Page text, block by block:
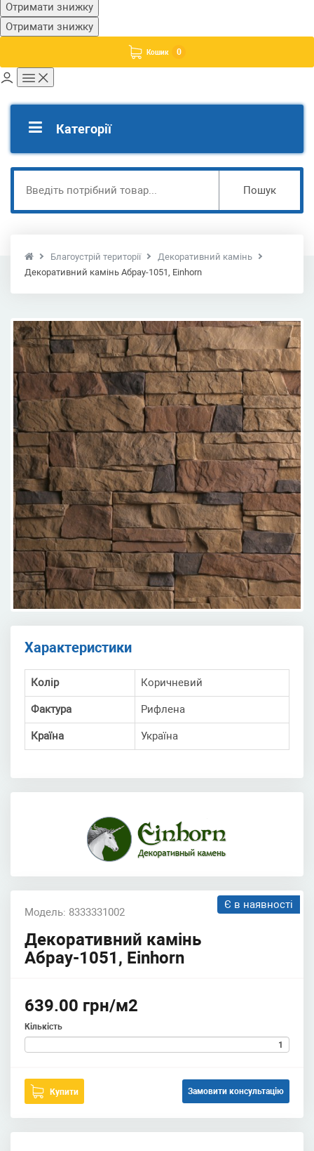
Отримати знижку
Отримати знижку
Кошик 0
Категорії
Пошук
Благоустрій території
Декоративний камінь
Декоративний камінь Абрау-1051, Einhorn
Характеристики
Колір Коричневий
Фактура Рифлена
Країна Україна
Модель: 8333331002
Є в наявності
Декоративний камінь
Абрау-1051, Einhorn
639.00 грн/м2
Кількість
Купити Замовити консультацію